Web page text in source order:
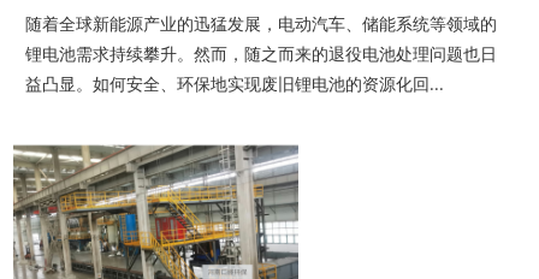
随着全球新能源产业的迅猛发展，电动汽车、储能系统等领域的
锂电池需求持续攀升。然而，随之而来的退役电池处理问题也日
益凸显。如何安全、环保地实现废旧锂电池的资源化回...